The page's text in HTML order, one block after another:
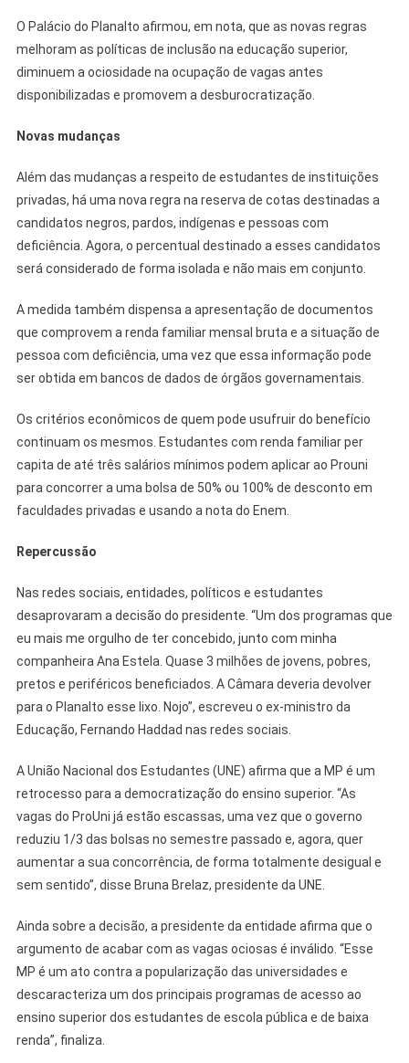
O Palácio do Planalto afirmou, em nota, que as novas regras
melhoram as políticas de inclusão na educação superior,
diminuem a ociosidade na ocupação de vagas antes
disponibilizadas e promovem a desburocratização.
Novas mudanças
Além das mudanças a respeito de estudantes de instituições
privadas, há uma nova regra na reserva de cotas destinadas a
candidatos negros, pardos, indígenas e pessoas com
deficiência. Agora, o percentual destinado a esses candidatos
será considerado de forma isolada e não mais em conjunto.
A medida também dispensa a apresentação de documentos
que comprovem a renda familiar mensal bruta e a situação de
pessoa com deficiência, uma vez que essa informação pode
ser obtida em bancos de dados de órgãos governamentais.
Os critérios econômicos de quem pode usufruir do benefício
continuam os mesmos. Estudantes com renda familiar per
capita de até três salários mínimos podem aplicar ao Prouni
para concorrer a uma bolsa de 50% ou 100% de desconto em
faculdades privadas e usando a nota do Enem.
Repercussão
Nas redes sociais, entidades, políticos e estudantes
desaprovaram a decisão do presidente. “Um dos programas que
eu mais me orgulho de ter concebido, junto com minha
companheira Ana Estela. Quase 3 milhões de jovens, pobres,
pretos e periféricos beneficiados. A Câmara deveria devolver
para o Planalto esse lixo. Nojo”, escreveu o ex-ministro da
Educação, Fernando Haddad nas redes sociais.
A União Nacional dos Estudantes (UNE) afirma que a MP é um
retrocesso para a democratização do ensino superior. “As
vagas do ProUni já estão escassas, uma vez que o governo
reduziu 1/3 das bolsas no semestre passado e, agora, quer
aumentar a sua concorrência, de forma totalmente desigual e
sem sentido”, disse Bruna Brelaz, presidente da UNE.
Ainda sobre a decisão, a presidente da entidade afirma que o
argumento de acabar com as vagas ociosas é inválido. “Esse
MP é um ato contra a popularização das universidades e
descaracteriza um dos principais programas de acesso ao
ensino superior dos estudantes de escola pública e de baixa
renda”, finaliza.